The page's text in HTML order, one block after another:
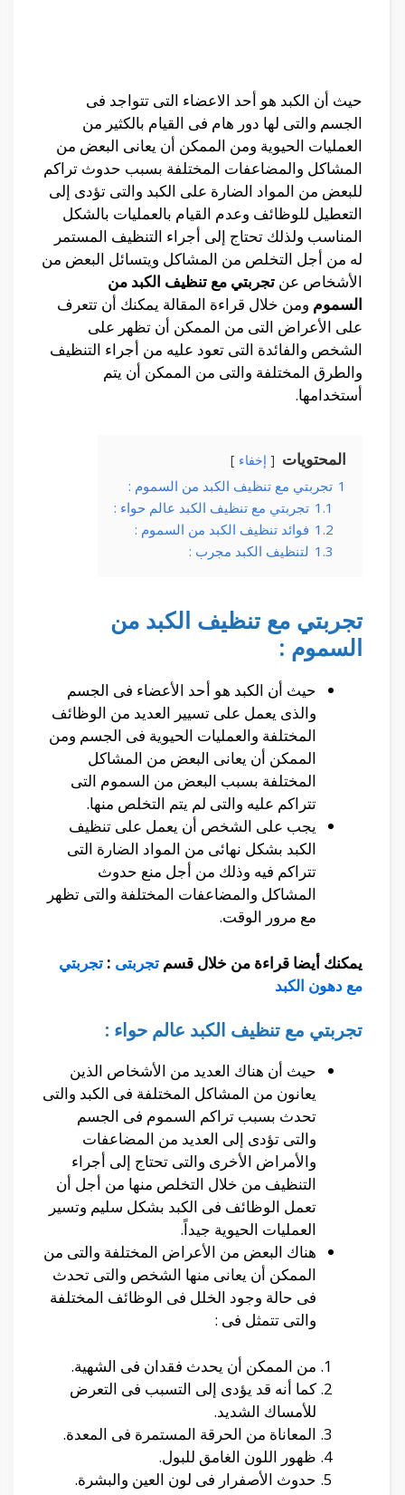
حيث أن الكبد هو أحد الاعضاء التى تتواجد فى
الجسم والتى لها دور هام فى القيام بالكثير من
العمليات الحيوية ومن الممكن أن يعانى البعض من
المشاكل والمضاعفات المختلفة بسبب حدوث تراكم
للبعض من المواد الضارة على الكبد والتى تؤدى إلى
التعطيل للوظائف وعدم القيام بالعمليات بالشكل
المناسب ولذلك تحتاج إلى أجراء التنظيف المستمر
له من أجل التخلص من المشاكل ويتسائل البعض من
الأشخاص عن تجربتي مع تنظيف الكبد من
السموم ومن خلال قراءة المقالة يمكنك أن تتعرف
على الأعراض التى من الممكن أن تظهر على
الشخص والفائدة التى تعود عليه من أجراء التنظيف
والطرق المختلفة والتى من الممكن أن يتم
أستخدامها.
المحتويات إخفاء
1 تجربتي مع تنظيف الكبد من السموم :
1.1 تجربتي مع تنظيف الكبد عالم حواء :
1.2 فوائد تنظيف الكبد من السموم :
1.3 لتنظيف الكبد مجرب :
تجربتي مع تنظيف الكبد من
السموم :
حيث أن الكبد هو أحد الأعضاء فى الجسم
والذى يعمل على تسيير العديد من الوظائف
المختلفة والعمليات الحيوية فى الجسم ومن
الممكن أن يعانى البعض من المشاكل
المختلفة بسبب البعض من السموم التى
تتراكم عليه والتى لم يتم التخلص منها.
يجب على الشخص أن يعمل على تنظيف
الكبد بشكل نهائى من المواد الضارة التى
تتراكم فيه وذلك من أجل منع حدوث
المشاكل والمضاعفات المختلفة والتى تظهر
مع مرور الوقت.
يمكنك أيضا قراءة من خلال قسم تجربتى : تجربتي
مع دهون الكبد
تجربتي مع تنظيف الكبد عالم حواء :
حيث أن هناك العديد من الأشخاص الذين
يعانون من المشاكل المختلفة فى الكبد والتى
تحدث بسبب تراكم السموم فى الجسم
والتى تؤدى إلى العديد من المضاعفات
والأمراض الأخرى والتى تحتاج إلى أجراء
التنظيف من خلال التخلص منها من أجل أن
تعمل الوظائف فى الكبد بشكل سليم وتسير
العمليات الحيوية جيداً.
هناك البعض من الأعراض المختلفة والتى من
الممكن أن يعانى منها الشخص والتى تحدث
فى حالة وجود الخلل فى الوظائف المختلفة
والتى تتمثل فى :
من الممكن أن يحدث فقدان فى الشهية.
كما أنه قد يؤدى إلى التسبب فى التعرض
للأمساك الشديد.
المعاناة من الحرقة المستمرة فى المعدة.
ظهور اللون الغامق للبول.
حدوث الأصفرار فى لون العين والبشرة.